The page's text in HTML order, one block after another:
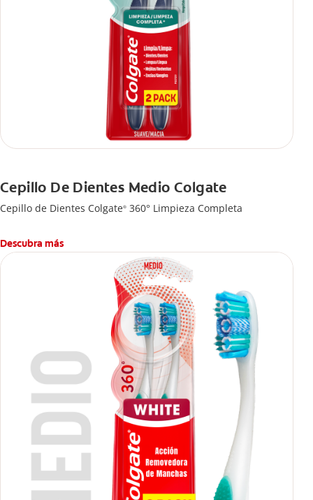
Cepillo De Dientes Medio Colgate
Cepillo de Dientes Colgate® 360° Limpieza Completa
Descubra más